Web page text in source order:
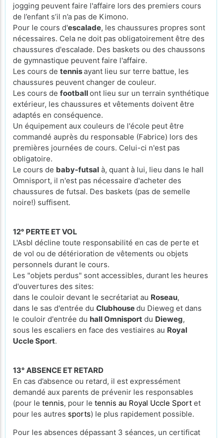
jogging peuvent faire l'affaire lors des premiers cours
de l’enfant s’il n’a pas de Kimono.
Pour le cours d'escalade, les chaussures propres sont
nécessaires. Cela ne doit pas obligatoirement être des
chaussures d'escalade. Des baskets ou des chaussons
de gymnastique peuvent faire l'affaire.
Les cours de tennisayant lieu sur terre battue, les
chaussures peuvent changer de couleur.
Les cours de footballont lieu sur un terrain synthétique
extérieur, les chaussures et vêtements doivent être
adaptés en conséquence.
Un équipement aux couleurs de l'école peut être
commandé auprès du responsable (Fabrice) lors des
premières journées de cours. Celui-ci n'est pas
obligatoire.
Le cours de baby-futsal à, quant à lui, lieu dans le hall
Omnisport, il n'est pas nécessaire d'acheter des
chaussures de futsal. Des baskets (pas de semelle
noire!) suffisent.
12° PERTE ET VOL
L'Asbl décline toute responsabilité en cas de perte et
de vol ou de détérioration de vêtements ou objets
personnels durant le cours.
Les "objets perdus" sont accessibles, durant les heures
d'ouvertures des sites:
dans le couloir devant le secrétariat au Roseau,
dans le sas d'entrée du Clubhousedu Dieweg et dans
le couloir d'entrée du hall Omnisport du Dieweg,
sous les escaliers en face des vestiaires au Royal
Uccle Sport.
13° ABSENCE ET RETARD
En cas d’absence ou retard, il est expressément
demandé aux parents de prévenir les responsables
(pour le tennis, pour le tennis au Royal Uccle Sport et
pour les autres sports) le plus rapidement possible.
Pour les absences dépassant 3 séances, un certificat